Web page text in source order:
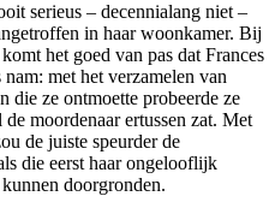
serieus – decennialang niet –
in haar woonkamer. Bij
het goed van pas dat Frances
met het verzamelen van
die ze ontmoette probeerde ze
moordenaar ertussen zat. Met
de juiste speurder de
die eerst haar ongelooflijk
doorgronden.